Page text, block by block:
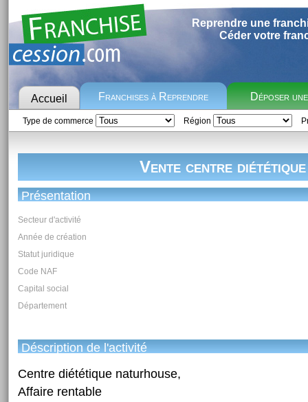
Reprendre une
Céder votre
Accueil Franchises à Reprendre Déposer
Type de commerce Région
Vente centre diététique
Présentation
Secteur d'activité
Année de création
Statut juridique
Code NAF
Capital social
Département
Déscription de l'activité
Centre diététique naturhouse,
Affaire rentable